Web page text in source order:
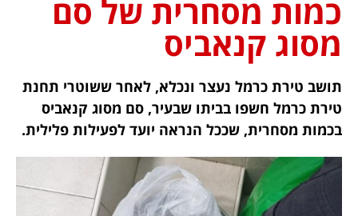
כמות מסחרית של סם
מסוג קנאביס
תושב טירת כרמל נעצר ונכלא, לאחר ששוטרי תחנת
טירת כרמל חשפו בביתו שבעיר, סם מסוג קנאביס
בכמות מסחרית, שככל הנראה יועד לפעילות פלילית.